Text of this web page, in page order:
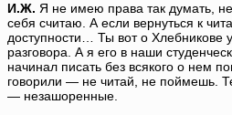
И.Ж. Я не имею права так думать, не
себя считаю. А если вернуться к
доступности… Ты вот о Хлебникове
разговора. А я его в наши
начинал писать без всякого о нем
говорили — не читай, не поймешь.
— незашоренные.